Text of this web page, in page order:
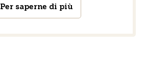
Per saperne di più